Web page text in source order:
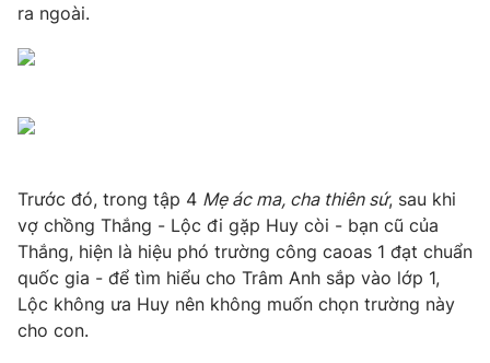
Thị trường
Tư vấn
Lịch phát sóng
Emagazine
Photo Infographic
Video Shorts video
VTV Money
ra ngoài.
Trước đó, trong tập 4 Mẹ ác ma, cha thiên sứ, sau khi
vợ chồng Thắng - Lộc đi gặp Huy còi - bạn cũ của
Thắng, hiện là hiệu phó trường công caoas 1 đạt chuẩn
quốc gia - để tìm hiểu cho Trâm Anh sắp vào lớp 1,
Lộc không ưa Huy nên không muốn chọn trường này
cho con.